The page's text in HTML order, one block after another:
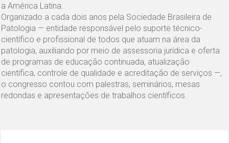
a América Latina.
Organizado a cada dois anos pela Sociedade Brasileira de
Patologia — entidade responsável pelo suporte técnico-
científico e profissional de todos que atuam na área da
patologia, auxiliando por meio de assessoria jurídica e oferta
de programas de educação continuada, atualização
científica, controle de qualidade e acreditação de serviços —,
o congresso contou com palestras, seminários, mesas
redondas e apresentações de trabalhos científicos.